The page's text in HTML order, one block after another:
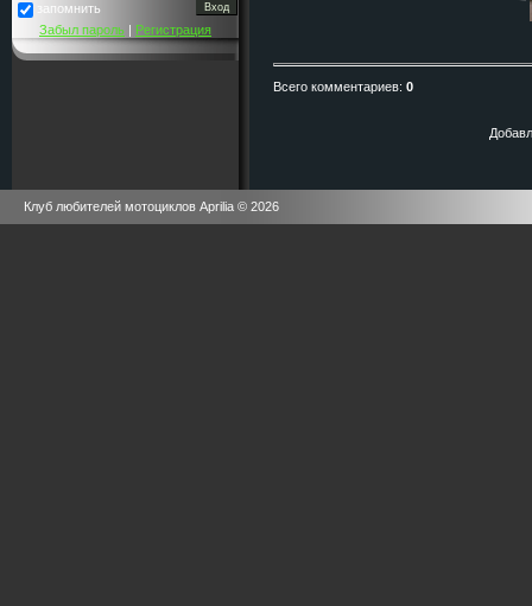
запомнить
Забыл пароль | Регистрация
Всего комментариев: 0
Клуб любителей мотоциклов Aprilia © 2026